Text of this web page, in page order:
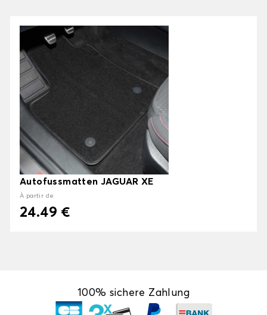
Autofussmatten JAGUAR XE
À partir de
24.49 €
100% sichere Zahlung